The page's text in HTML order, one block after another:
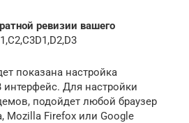
ревизии вашего
показана настройка
интерфейс. Для настройки
подойдет любой браузер
Mozilla Firefox или Google